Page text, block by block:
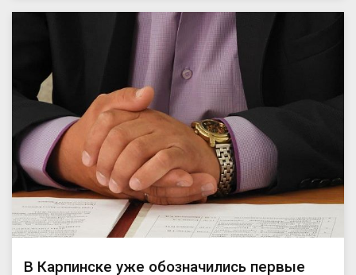
В Карпинске уже обозначились первые